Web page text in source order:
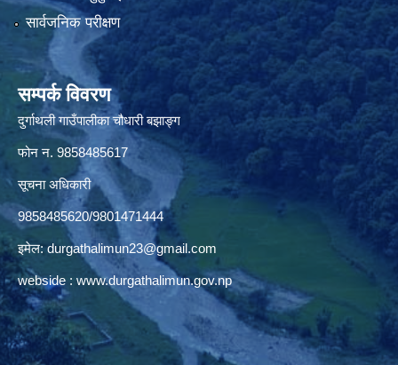
सार्वजनिक परीक्षण
सम्पर्क विवरण
दुर्गाथली गाउँपालीका चौधारी बझाङ्ग
फोन न.‌ 9858485617
सूचना अधिकारी
9858485620/9801471444
इमेल: durgathalimun23@gmail.com
webside : www.durgathalimun.gov.np